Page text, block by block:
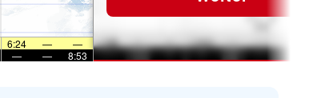
6:24 —
—
— — 8:53